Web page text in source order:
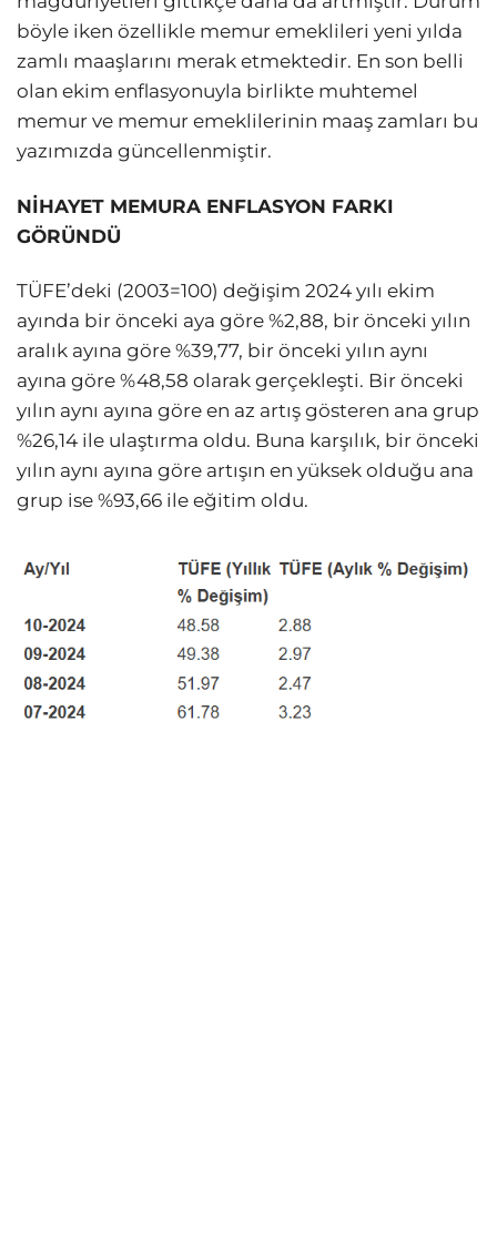
böyle iken özellikle memur emeklileri yeni yılda
zamlı maaşlarını merak etmektedir. En son belli
olan ekim enflasyonuyla birlikte muhtemel
memur ve memur emeklilerinin maaş zamları bu
yazımızda güncellenmiştir.
NİHAYET MEMURA ENFLASYON FARKI
GÖRÜNDÜ
TÜFE’deki (2003=100) değişim 2024 yılı ekim
ayında bir önceki aya göre %2,88, bir önceki yılın
aralık ayına göre %39,77, bir önceki yılın aynı
ayına göre %48,58 olarak gerçekleşti. Bir önceki
yılın aynı ayına göre en az artış gösteren ana grup
%26,14 ile ulaştırma oldu. Buna karşılık, bir önceki
yılın aynı ayına göre artışın en yüksek olduğu ana
grup ise %93,66 ile eğitim oldu.